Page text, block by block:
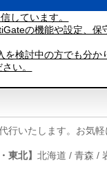
しています。
の機能や設定、保
を検討中の方でも分か
い。
行いたします。お気
東北】北海道 / 青森 /